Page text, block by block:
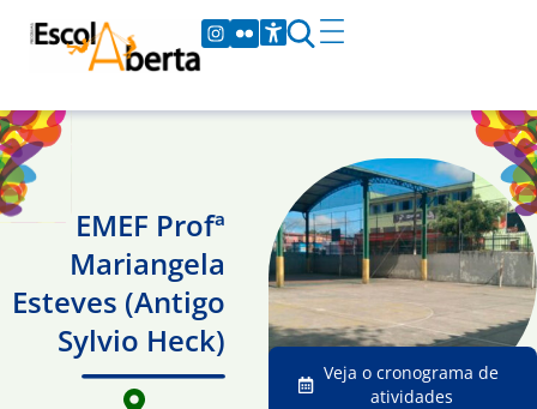
EMEF Profª
Mariangela
Esteves (Antigo
Sylvio Heck)
Veja o cronograma de
atividades